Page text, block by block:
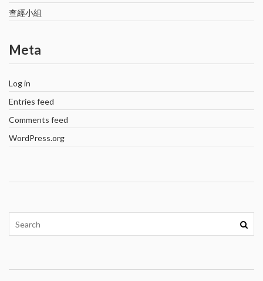
查經小組
Meta
Log in
Entries feed
Comments feed
WordPress.org